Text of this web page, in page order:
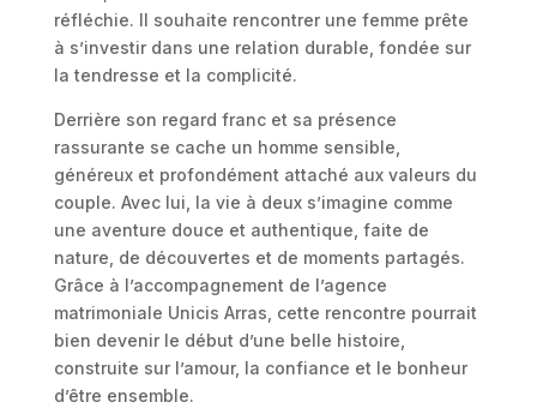
réfléchie. Il souhaite rencontrer une femme prête
à s’investir dans une relation durable, fondée sur
la tendresse et la complicité.
Derrière son regard franc et sa présence
rassurante se cache un homme sensible,
généreux et profondément attaché aux valeurs du
couple. Avec lui, la vie à deux s’imagine comme
une aventure douce et authentique, faite de
nature, de découvertes et de moments partagés.
Grâce à l’accompagnement de l’agence
matrimoniale Unicis Arras, cette rencontre pourrait
bien devenir le début d’une belle histoire,
construite sur l’amour, la confiance et le bonheur
d’être ensemble.